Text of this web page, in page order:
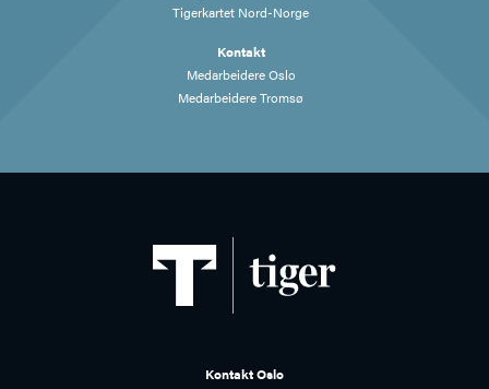
Tigerkartet Nord-Norge
Kontakt
Medarbeidere Oslo
Medarbeidere Tromsø
Kontakt Oslo